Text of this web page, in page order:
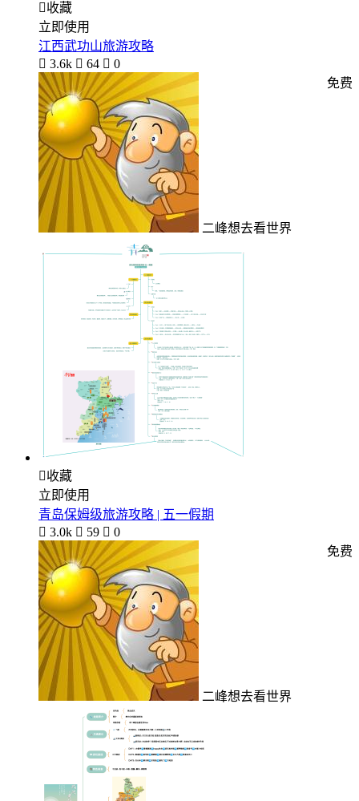
收藏
立即使用
江西武功山旅游攻略
 3.6k  64  0
二峰想去看世界
免费
收藏
立即使用
青岛保姆级旅游攻略 | 五一假期
 3.0k  59  0
二峰想去看世界
免费